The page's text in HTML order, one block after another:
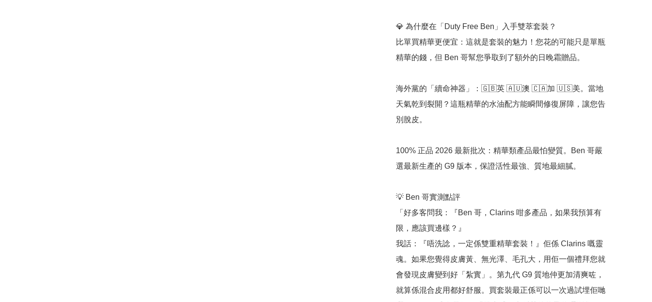
💎 為什麼在「Duty Free Ben」入手雙萃套裝？
比單買精華更便宜：這就是套裝的魅力！您花的可能只是單瓶
精華的錢，但 Ben 哥幫您爭取到了額外的日晚霜贈品。
海外黨的「續命神器」：🇬🇧英 🇦🇺澳 🇨🇦加 🇺🇸美。當地
天氣乾到裂開？這瓶精華的水油配方能瞬間修復屏障，讓您告
別脫皮。
100% 正品 2026 最新批次：精華類產品最怕變質。Ben 哥嚴
選最新生產的 G9 版本，保證活性最強、質地最細膩。
💡 Ben 哥實測點評
「好多客問我：『Ben 哥，Clarins 咁多產品，如果我預算有
限，應該買邊樣？』
我話：『唔洗諗，一定係雙重精華套裝！』佢係 Clarins 嘅靈
魂。如果您覺得皮膚黃、無光澤、毛孔大，用佢一個禮拜您就
會發現皮膚變到好「紮實」。第九代 G9 質地仲更加清爽咗，
就算係混合皮用都好舒服。買套裝最正係可以一次過試埋佢哋